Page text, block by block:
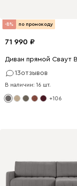
-8% по промокоду
71 990
Диван прямой Сваут
13отзывов
В наличии: 16 шт.
+106